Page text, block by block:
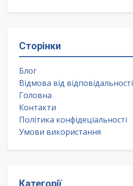
Сторінки
Блог
Відмова від відповідальності
Головна
Контакти
Політика конфідеціальності
Умови використання
Категорії